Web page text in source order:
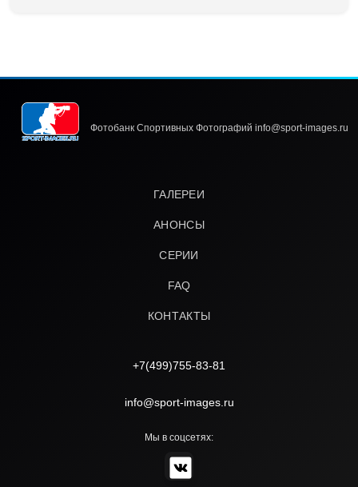
Фотобанк Спортивных Фотографий info@sport-images.ru
ГАЛЕРЕИ
АНОНСЫ
СЕРИИ
FAQ
КОНТАКТЫ
+7(499)755-83-81
info@sport-images.ru
Мы в соцсетях: